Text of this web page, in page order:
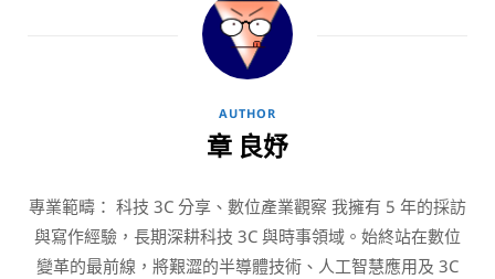
AUTHOR
章 良妤
專業範疇： 科技 3C 分享、數位產業觀察 我擁有 5 年的採訪
與寫作經驗，長期深耕科技 3C 與時事領域。始終站在數位
變革的最前線，將艱澀的半導體技術、人工智慧應用及 3C